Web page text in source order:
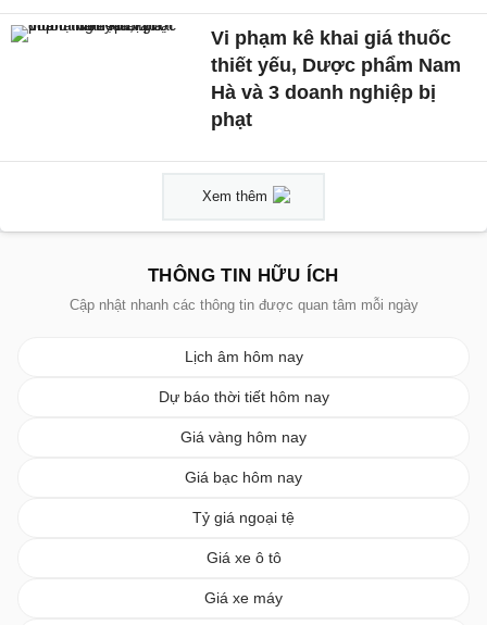
Vi phạm kê khai giá thuốc
thiết yếu, Dược phẩm Nam
Hà và 3 doanh nghiệp bị
phạt
Xem thêm
THÔNG TIN HỮU ÍCH
Cập nhật nhanh các thông tin được quan tâm mỗi ngày
Lịch âm hôm nay
Dự báo thời tiết hôm nay
Giá vàng hôm nay
Giá bạc hôm nay
Tỷ giá ngoại tệ
Giá xe ô tô
Giá xe máy